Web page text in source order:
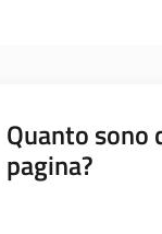
Quanto sono
pagina?